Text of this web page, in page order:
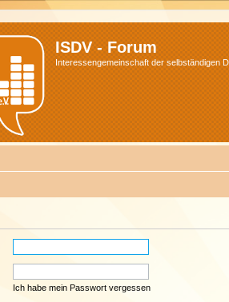
ISDV - Forum
Interessengemeinschaft der selbständigen
Ich habe mein Passwort vergessen